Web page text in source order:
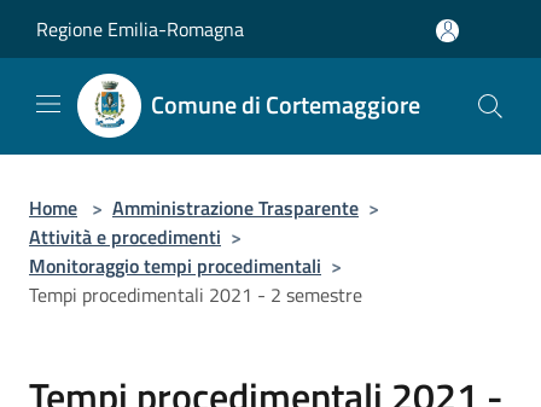
Regione Emilia-Romagna
Comune di Cortemaggiore
Home > Amministrazione Trasparente >
Attività e procedimenti >
Monitoraggio tempi procedimentali >
Tempi procedimentali 2021 - 2 semestre